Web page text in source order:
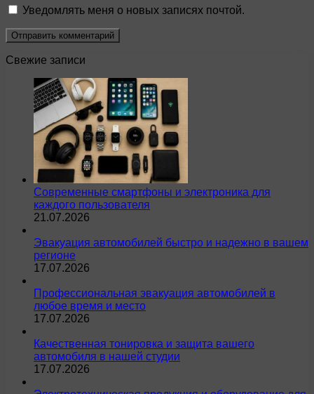
Уведомлять меня о новых записях почтой.
Свежие записи
Современные смартфоны и электроника для
каждого пользователя
21.07.2026
Эвакуация автомобилей быстро и надежно в вашем
регионе
17.07.2026
Профессиональная эвакуация автомобилей в
любое время и место
17.07.2026
Качественная тонировка и защита вашего
автомобиля в нашей студии
17.07.2026